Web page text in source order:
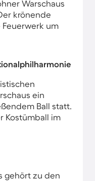
Warschaus
krönende
um
ein
Ball statt.
Kostümball im
gehört zu den